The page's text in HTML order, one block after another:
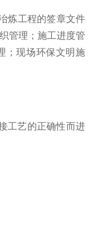
炼工程的签章文件
管理；施工进度管
；现场环保文明施
工艺的正确性而进